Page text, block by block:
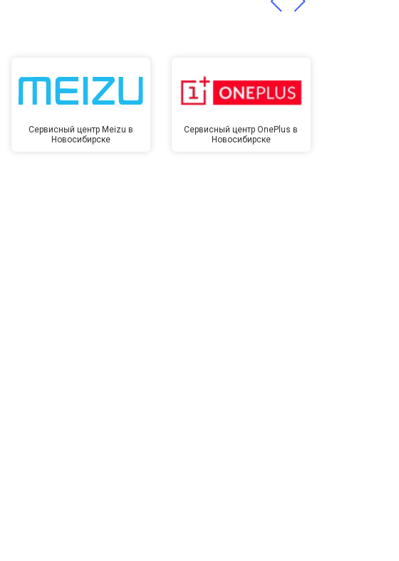
Сервисный центр Meizu в
Новосибирске
Сервисный центр OnePlus в
Новосибирске